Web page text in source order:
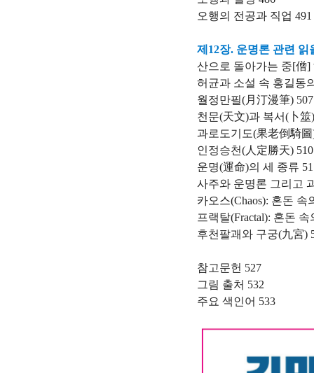
오행의 전공과 직업 491
제12장. 운명론 관련 읽
산으로 돌아가는 중[僧]
허균과 소설 속 홍길동
월정만필(月汀漫筆) 507
천문(天文)과 복서(卜
과로도기도(果老倒騎圖
인정승천(人定勝天) 510
운명(運命)의 세 종류
사주와 운명론 그리고
카오스(Chaos): 혼돈 속
프랙탈(Fractal): 혼돈
후천팔괘와 구궁(九宮)
참고문헌 527
그림 출처 532
주요 색인어 533